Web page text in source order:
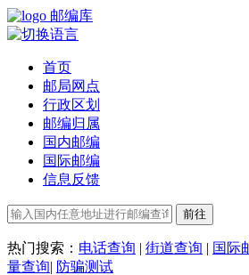
邮编库
首页
邮局网点
行政区划
邮编归属
国内邮编
国际邮编
信息反馈
热门搜索： 电话查询 | 街道查询 | 国际
量查询| 防骗测试